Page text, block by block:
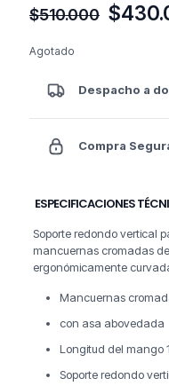
$510.000 El
$
Agotado
Despacho a
Compra
ESPECIFICACIONES
Soporte redondo vertical
mancuernas cromadas
ergonómicamente
Mancuernas
con asa abovedada
Longitud del mango
Soporte redondo